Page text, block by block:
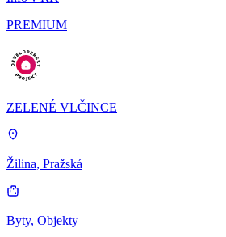
PREMIUM
ZELENÉ VLČINCE
Žilina, Pražská
Byty, Objekty